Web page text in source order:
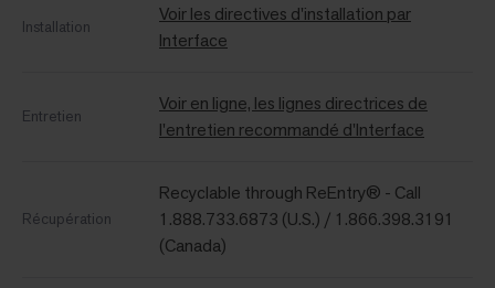
Installation
Voir les directives d'installation par
Interface
Entretien
Voir en ligne, les lignes directrices de
l'entretien recommandé d'Interface
Récupération
Recyclable through ReEntry® - Call
1.888.733.6873 (U.S.) / 1.866.398.3191
(Canada)